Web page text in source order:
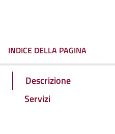
INDICE DELLA PAGINA
Descrizione
Servizi